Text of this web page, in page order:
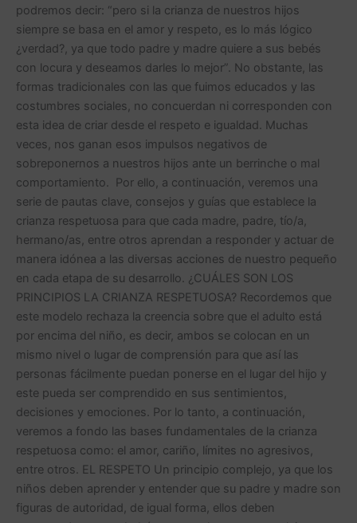
podremos decir: “pero si la crianza de nuestros hijos
siempre se basa en el amor y respeto, es lo más lógico
¿verdad?, ya que todo padre y madre quiere a sus bebés
con locura y deseamos darles lo mejor”. No obstante, las
formas tradicionales con las que fuimos educados y las
costumbres sociales, no concuerdan ni corresponden con
esta idea de criar desde el respeto e igualdad. Muchas
veces, nos ganan esos impulsos negativos de
sobreponernos a nuestros hijos ante un berrinche o mal
comportamiento. Por ello, a continuación, veremos una
serie de pautas clave, consejos y guías que establece la
crianza respetuosa para que cada madre, padre, tío/a,
hermano/as, entre otros aprendan a responder y actuar de
manera idónea a las diversas acciones de nuestro pequeño
en cada etapa de su desarrollo. ¿CUÁLES SON LOS
PRINCIPIOS LA CRIANZA RESPETUOSA? Recordemos que
este modelo rechaza la creencia sobre que el adulto está
por encima del niño, es decir, ambos se colocan en un
mismo nivel o lugar de comprensión para que así las
personas fácilmente puedan ponerse en el lugar del hijo y
este pueda ser comprendido en sus sentimientos,
decisiones y emociones. Por lo tanto, a continuación,
veremos a fondo las bases fundamentales de la crianza
respetuosa como: el amor, cariño, límites no agresivos,
entre otros. EL RESPETO Un principio complejo, ya que los
niños deben aprender y entender que su padre y madre son
figuras de autoridad, de igual forma, ellos deben